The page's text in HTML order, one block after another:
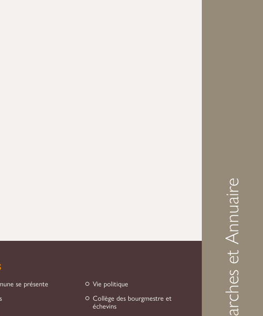
Démarches et Annuaire
se présente
Vie politique
Collège des bourgmestre et
échevins